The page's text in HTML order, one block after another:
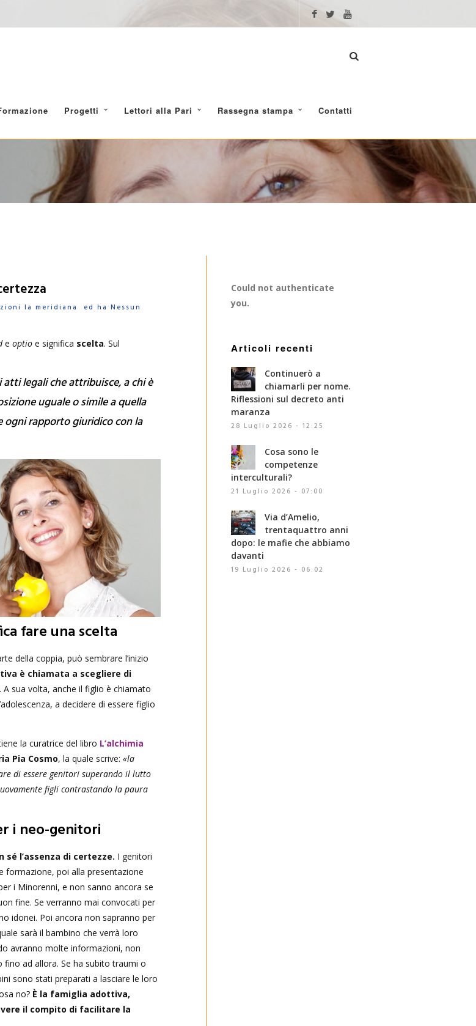
Progetti Lettori alla Pari Rassegna stampa Contatti
la meridiana ed ha Nessun
e optio e significa scelta. Sul
atti legali che attribuisce, a chi è
uguale o simile a quella
rapporto giuridico con la
fare una scelta
della coppia, può sembrare l’inizio
è chiamata a scegliere di
. A sua volta, anche il figlio è chiamato
a decidere di essere figlio
la curatrice del libro L’alchimia
Pia Cosmo, la quale scrive: «la
di essere genitori superando il lutto
figli contrastando la paura
i neo-genitori
sé l’assenza di certezze. I genitori
formazione, poi alla presentazione
i Minorenni, e non sanno ancora se
fine. Se verranno mai convocati per
idonei. Poi ancora non sapranno per
sarà il bambino che verrà loro
avranno molte informazioni, non
ad allora. Se ha subito traumi o
sono stati preparati a lasciare le loro
no? È la famiglia adottiva,
il compito di facilitare la
Could not authenticate
you.
Articoli recenti
Continuerò a
chiamarli per nome.
Riflessioni sul decreto anti
maranza
28 Luglio 2026 - 12:25
Cosa sono le
competenze
interculturali?
21 Luglio 2026 - 07:00
Via d’Amelio,
trentaquattro anni
dopo: le mafie che abbiamo
davanti
19 Luglio 2026 - 06:02